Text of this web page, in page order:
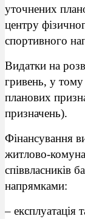
уточнених
центру
спортивного
Видатки на
гривень, у
планових
призначень).
Фінансування
житлово-
співвласників
напрямками:
–